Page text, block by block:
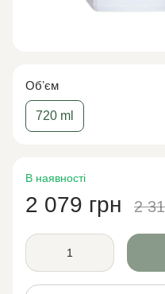
Обʼєм
720 ml
В наявності
2 079 грн 2